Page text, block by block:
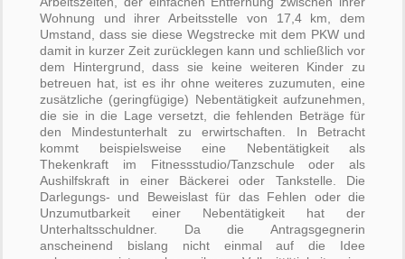
Wohnung und ihrer Arbeitsstelle von 17,4 km, dem
Umstand, dass sie diese Wegstrecke mit dem PKW und
damit in kurzer Zeit zurücklegen kann und schließlich vor
dem Hintergrund, dass sie keine weiteren Kinder zu
betreuen hat, ist es ihr ohne weiteres zuzumuten, eine
zusätzliche (geringfügige) Nebentätigkeit aufzunehmen,
die sie in die Lage versetzt, die fehlenden Beträge für
den Mindestunterhalt zu erwirtschaften. In Betracht
kommt beispielsweise eine Nebentätigkeit als
Thekenkraft im Fitnessstudio/Tanzschule oder als
Aushilfskraft in einer Bäckerei oder Tankstelle. Die
Darlegungs- und Beweislast für das Fehlen oder die
Unzumutbarkeit einer Nebentätigkeit hat der
Unterhaltsschuldner. Da die Antragsgegnerin
anscheinend bislang nicht einmal auf die Idee